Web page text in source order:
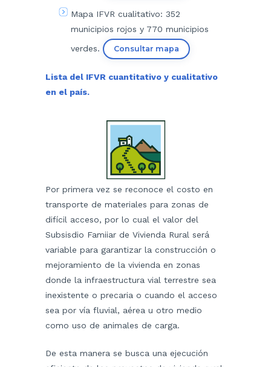
Mapa IFVR cualitativo: 352
municipios rojos y 770 municipios
verdes.
Consultar mapa
Lista del IFVR cuantitativo y cualitativo
en el país.
​Por primera vez se reconoce el costo en
transporte de materiales para zonas de
difícil acceso, por lo cual el valor del
Subsisdio Famiiar de Vivienda Rural será
variable para garantizar la construcción o
mejoramiento de la vivienda en zonas
donde la infraestructura vial terrestre sea
inexistente o precaria o cuando el acceso
sea por vía fluvial, aérea u otro medio
como uso de animales de carga.
De esta manera se busca una ejecución